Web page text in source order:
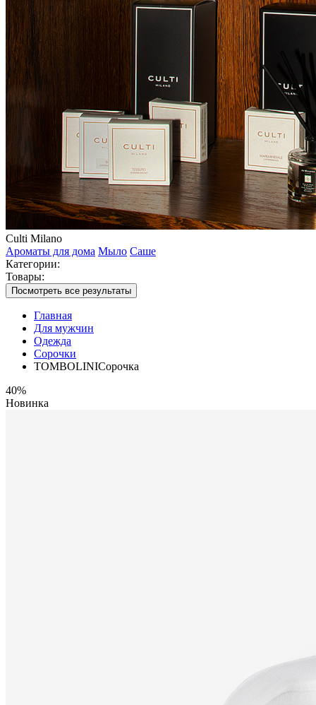
Culti Milano
Ароматы для дома Мыло Саше
Категории:
Товары:
Посмотреть все результаты
Главная
Для мужчин
Одежда
Сорочки
TOMBOLINIСорочка
40%
Новинка